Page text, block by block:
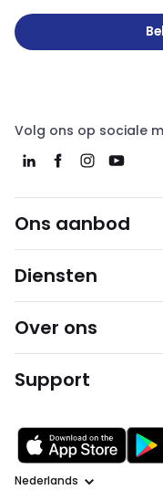
Volg ons op sociale
Ons aanbod
Diensten
Over ons
Support
Taal